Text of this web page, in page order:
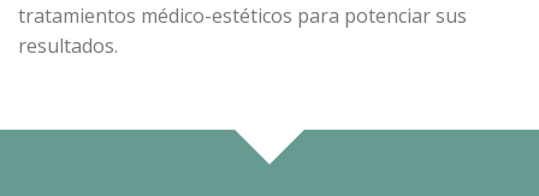
tratamientos médico-estéticos para potenciar sus
resultados.